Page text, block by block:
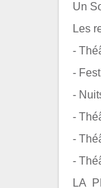
Un
Les
-
-
-
-
-
-
LA